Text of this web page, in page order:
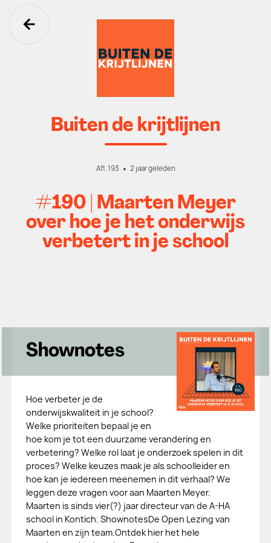
Ga terug
Buiten de krijtlijnen
Afl. 193 2 jaar geleden
#190 | Maarten Meyer
over hoe je het onderwijs
verbetert in je school
Shownotes
Hoe verbeter je de
onderwijskwaliteit in je school?
Welke prioriteiten bepaal je en
hoe kom je tot een duurzame verandering en
verbetering? Welke rol laat je onderzoek spelen in dit
proces? Welke keuzes maak je als schoolleider en
hoe kan je iedereen meenemen in dit verhaal? We
leggen deze vragen voor aan Maarten Meyer.
Maarten is sinds vier(?) jaar directeur van de A-HA
school in Kontich. ShownotesDe Open Lezing van
Maarten en zijn team.Ontdek hier het hele